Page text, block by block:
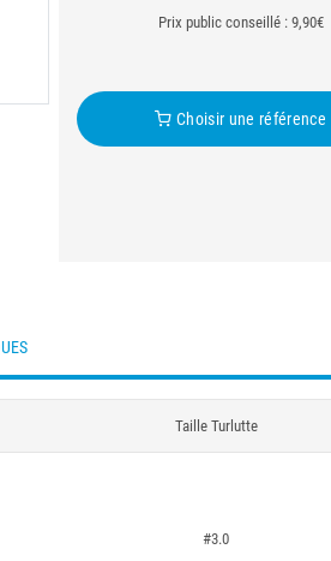
Prix public conseillé : 9,90€
Choisir une référence
Taille Turlutte
#3.0